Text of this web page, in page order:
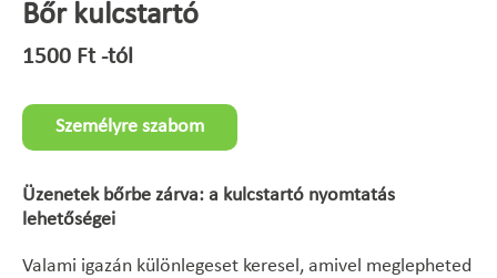
Bőr kulcstartó
1500 Ft-tól
Személyre szabom
Üzenetek bőrbe zárva: a kulcstartó nyomtatás
lehetőségei
Valami igazán különlegeset keresel, amivel meglepheted